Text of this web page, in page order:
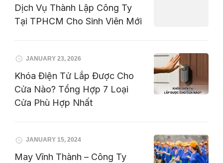
Dịch Vụ Thành Lập Công Ty
Tại TPHCM Cho Sinh Viên Mới
JANUARY 23, 2026
Khóa Điện Tử Lắp Được Cho
Cửa Nào? Tổng Hợp 7 Loại
Cửa Phù Hợp Nhất
JANUARY 15, 2024
May Vĩnh Thành – Công Ty